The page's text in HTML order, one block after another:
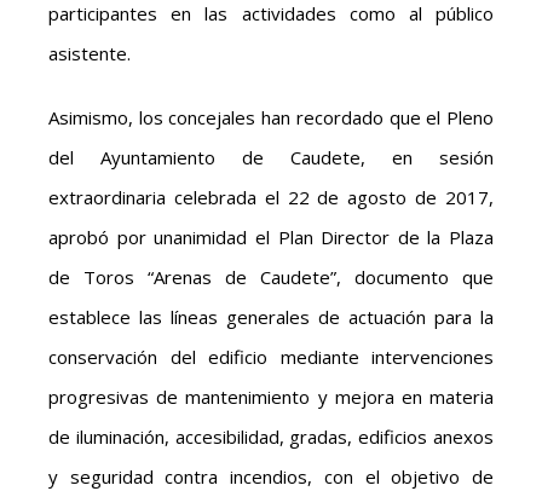
participantes en las actividades como al público
asistente.
Asimismo, los concejales han recordado que el Pleno
del Ayuntamiento de Caudete, en sesión
extraordinaria celebrada el 22 de agosto de 2017,
aprobó por unanimidad el Plan Director de la Plaza
de Toros “Arenas de Caudete”, documento que
establece las líneas generales de actuación para la
conservación del edificio mediante intervenciones
progresivas de mantenimiento y mejora en materia
de iluminación, accesibilidad, gradas, edificios anexos
y seguridad contra incendios, con el objetivo de